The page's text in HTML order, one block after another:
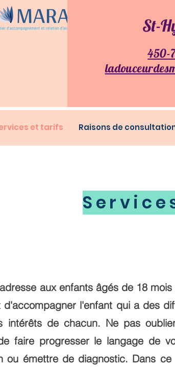
St-
450-
et tarifs Raisons de
aux enfants âgés de 18
d'accompagner l'enfant qui a des
intérêts de chacun. Ne pas
faire progresser le langage de
ou émettre de diagnostic. Dans